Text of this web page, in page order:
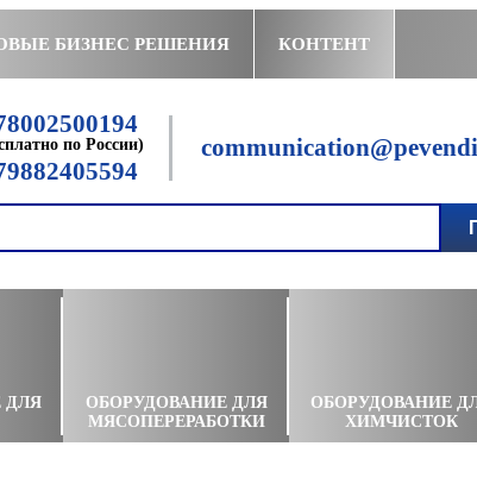
БИЗНЕС РЕШЕНИЯ КОНТЕНТ
по России)
ДЛЯ
ОБОРУДОВАНИЕ ДЛЯ
МЯСОПЕРЕРАБОТКИ
ОБОРУДОВАНИЕ
ХИМЧИСТОК